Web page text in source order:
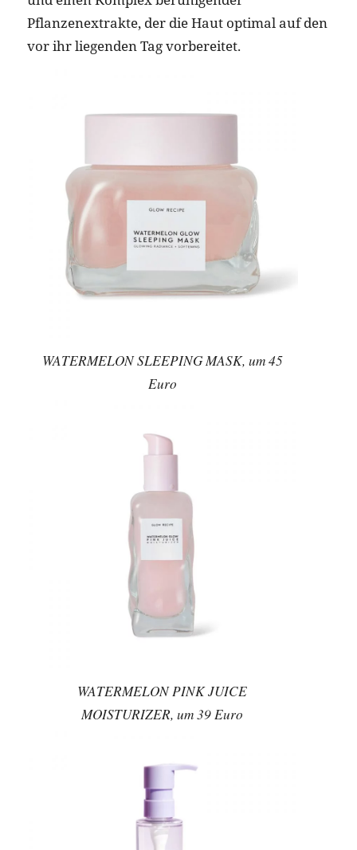
Pflanzenextrakte, der die Haut optimal auf den
vor ihr liegenden Tag vorbereitet.
WATERMELON SLEEPING MASK, um 45
Euro
WATERMELON PINK JUICE
MOISTURIZER, um 39 Euro